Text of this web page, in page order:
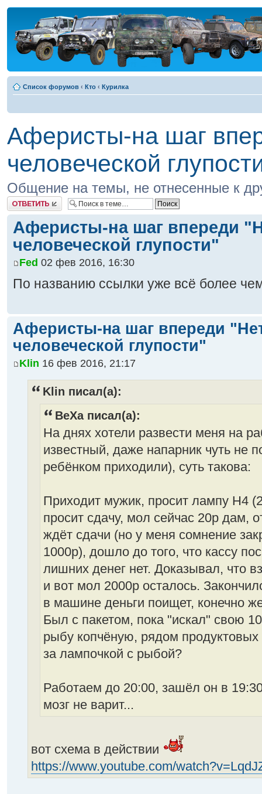
Список форумов ‹ Кто ‹ Курилка
Аферисты-на шаг
человеческой
Общение на темы, не отнесенные к
Ответить
Аферисты-на шаг впереди
человеческой глупости"
Fed 02 фев 2016, 16:30
По названию ссылки уже всё более
Аферисты-на шаг впереди
человеческой глупости"
Klin 16 фев 2016, 21:17
Klin писал(а):
BeXa писал(а):
На днях хотели развести меня на
известный, даже напарник чуть не
ребёнком приходили), суть такова:
Приходит мужик, просит лампу H4
просит сдачу, мол сейчас 20р дам,
ждёт сдачи (но у меня сомнение
1000р), дошло до того, что кассу
лишних денег нет. Доказывал, что
и вот мол 2000р осталось.
в машине деньги поищет, конечно
Был с пакетом, пока "искал" свою
рыбу копчёную, рядом
за лампочкой с рыбой?
Работаем до 20:00, зашёл он в
мозг не варит...
вот схема в действии
https://www.youtube.com/